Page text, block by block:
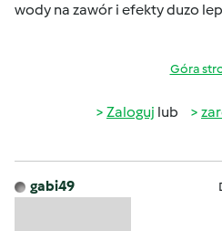
wody na zawór i efekty duzo
Góra
Zaloguj lub
gabi49